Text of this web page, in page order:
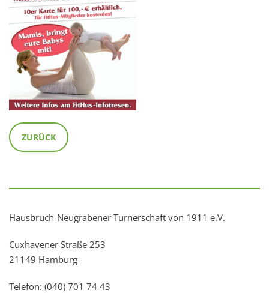
ZURÜCK
Hausbruch-Neugrabener Turnerschaft von 1911 e.V.
Cuxhavener Straße 253
21149 Hamburg
Telefon: (040) 701 74 43